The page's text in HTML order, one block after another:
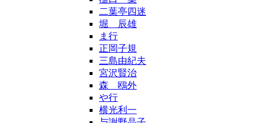
二葉亭四迷
堀 辰雄
ま行
正岡子規
三島由紀夫
宮沢賢治
森 鴎外
や行
横光利一